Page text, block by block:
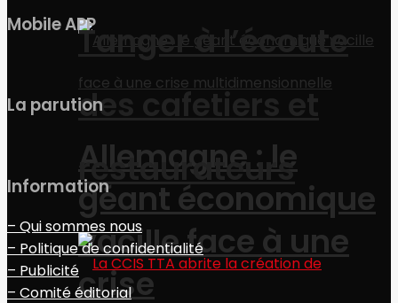
Allemagne : le
géant économique
vacille face à une
crise
Tanger à l’écoute
des cafetiers et
restaurateurs
Mobile APP
La parution
Information
– Qui sommes nous
– Politique de confidentialité
– Publicité
– Comité éditorial